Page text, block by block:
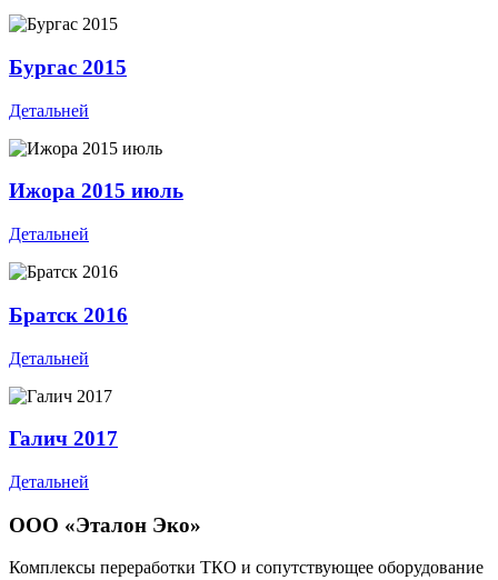
Бургас 2015
Детальней
Ижора 2015 июль
Детальней
Братск 2016
Детальней
Галич 2017
Детальней
ООО «Эталон Эко»
Комплексы переработки ТКО и сопутствующее оборудование